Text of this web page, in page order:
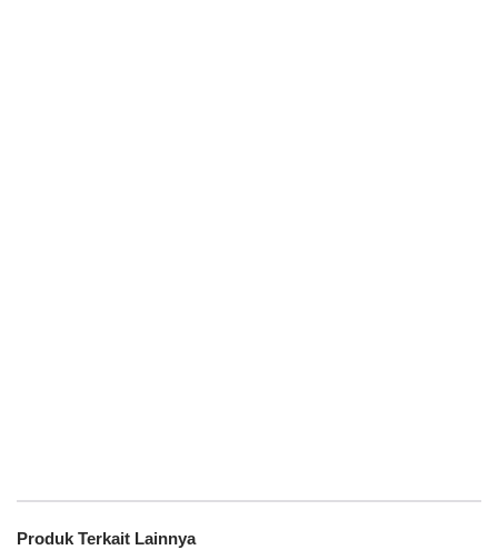
Produk Terkait Lainnya